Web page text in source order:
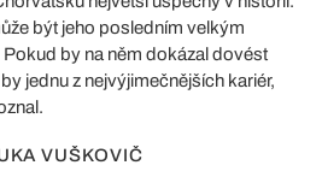
být jeho posledním velkým
by na něm dokázal dovést
jednu z nejvýjimečnějších kariér,
VUŠKOVIČ